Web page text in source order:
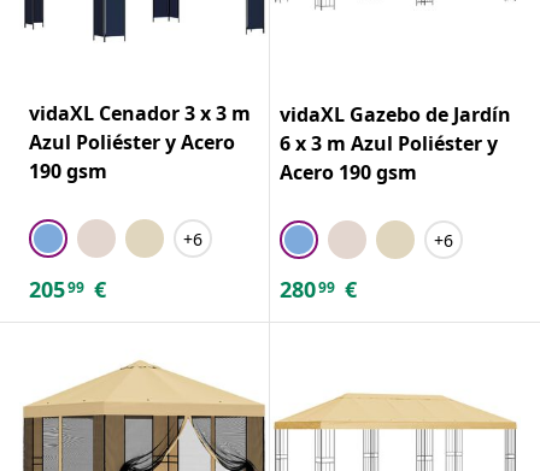
vidaXL Cenador 3 x 3 m
Azul Poliéster y Acero
190 gsm
+6
20599 €
vidaXL Gazebo de Jardín
6 x 3 m Azul Poliéster y
Acero 190 gsm
+6
28099 €